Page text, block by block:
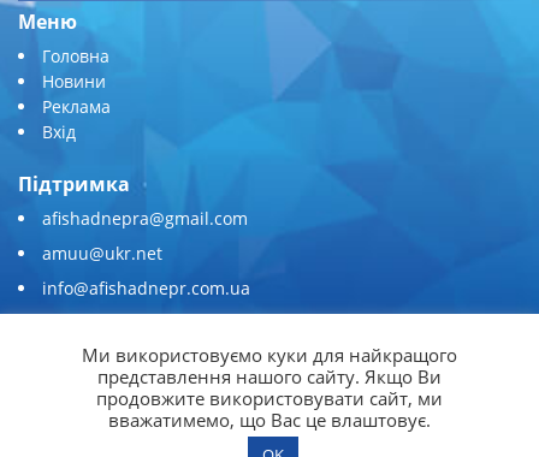
Меню
Головна
Новини
Реклама
Вхід
Підтримка
afishadnepra@gmail.com
amuu@ukr.net
info@afishadnepr.com.ua
Приєднуйтесь
Ми використовуємо куки для найкращого
представлення нашого сайту. Якщо Ви
продовжите використовувати сайт, ми
вважатимемо, що Вас це влаштовує.